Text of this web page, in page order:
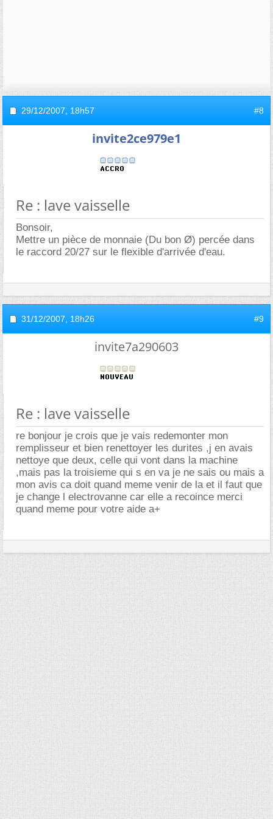
29/12/2007, 18h57 #8
invite2ce979e1
Re : lave vaisselle
Bonsoir,
Mettre un pièce de monnaie (Du bon Ø) percée dans
le raccord 20/27 sur le flexible d'arrivée d'eau.
31/12/2007, 18h26 #9
invite7a290603
Re : lave vaisselle
re bonjour je crois que je vais redemonter mon
remplisseur et bien renettoyer les durites ,j en avais
nettoye que deux, celle qui vont dans la machine
,mais pas la troisieme qui s en va je ne sais ou mais a
mon avis ca doit quand meme venir de la et il faut que
je change l electrovanne car elle a recoince merci
quand meme pour votre aide a+